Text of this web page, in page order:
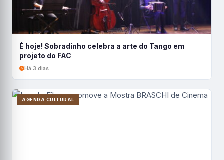
É hoje! Sobradinho celebra a arte do Tango em
projeto do FAC
Há 3 dias
AGENDA CULTURAL